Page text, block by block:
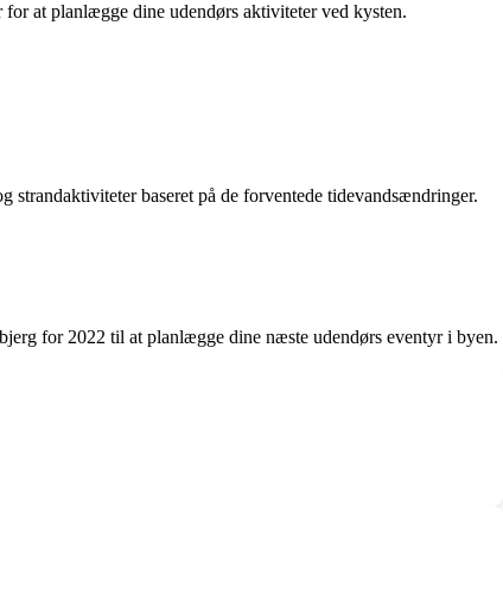
at planlægge dine udendørs aktiviteter ved kysten.
baseret på de forventede tidevandsændringer.
for 2022 til at planlægge dine næste udendørs eventyr i byen.